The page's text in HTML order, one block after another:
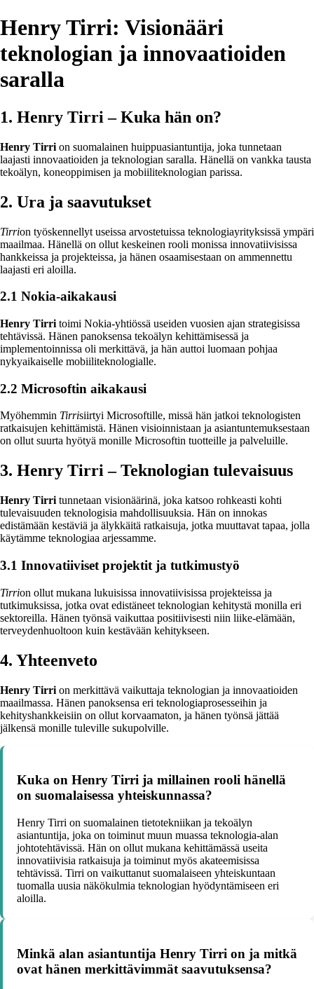
Henry Tirri: Visionääri
teknologian ja innovaatioiden
saralla
1. Henry Tirri – Kuka hän on?
Henry Tirri on suomalainen huippuasiantuntija, joka tunnetaan
laajasti innovaatioiden ja teknologian saralla. Hänellä on vankka tausta
tekoälyn, koneoppimisen ja mobiiliteknologian parissa.
2. Ura ja saavutukset
Tirrion työskennellyt useissa arvostetuissa teknologiayrityksissä ympäri
maailmaa. Hänellä on ollut keskeinen rooli monissa innovatiivisissa
hankkeissa ja projekteissa, ja hänen osaamisestaan on ammennettu
laajasti eri aloilla.
2.1 Nokia-aikakausi
Henry Tirri toimi Nokia-yhtiössä useiden vuosien ajan strategisissa
tehtävissä. Hänen panoksensa tekoälyn kehittämisessä ja
implementoinnissa oli merkittävä, ja hän auttoi luomaan pohjaa
nykyaikaiselle mobiiliteknologialle.
2.2 Microsoftin aikakausi
Myöhemmin Tirrisiirtyi Microsoftille, missä hän jatkoi teknologisten
ratkaisujen kehittämistä. Hänen visioinnistaan ja asiantuntemuksestaan
on ollut suurta hyötyä monille Microsoftin tuotteille ja palveluille.
3. Henry Tirri – Teknologian tulevaisuus
Henry Tirri tunnetaan visionäärinä, joka katsoo rohkeasti kohti
tulevaisuuden teknologisia mahdollisuuksia. Hän on innokas
edistämään kestäviä ja älykkäitä ratkaisuja, jotka muuttavat tapaa, jolla
käytämme teknologiaa arjessamme.
3.1 Innovatiiviset projektit ja tutkimustyö
Tirrion ollut mukana lukuisissa innovatiivisissa projekteissa ja
tutkimuksissa, jotka ovat edistäneet teknologian kehitystä monilla eri
sektoreilla. Hänen työnsä vaikuttaa positiivisesti niin liike-elämään,
terveydenhuoltoon kuin kestävään kehitykseen.
4. Yhteenveto
Henry Tirri on merkittävä vaikuttaja teknologian ja innovaatioiden
maailmassa. Hänen panoksensa eri teknologiaprosesseihin ja
kehityshankkeisiin on ollut korvaamaton, ja hänen työnsä jättää
jälkensä monille tuleville sukupolville.
Kuka on Henry Tirri ja millainen rooli hänellä
on suomalaisessa yhteiskunnassa?
Henry Tirri on suomalainen tietotekniikan ja tekoälyn
asiantuntija, joka on toiminut muun muassa teknologia-alan
johtotehtävissä. Hän on ollut mukana kehittämässä useita
innovatiivisia ratkaisuja ja toiminut myös akateemisissa
tehtävissä. Tirri on vaikuttanut suomalaiseen yhteiskuntaan
tuomalla uusia näkökulmia teknologian hyödyntämiseen eri
aloilla.
Minkä alan asiantuntija Henry Tirri on ja mitkä
ovat hänen merkittävimmät saavutuksensa?